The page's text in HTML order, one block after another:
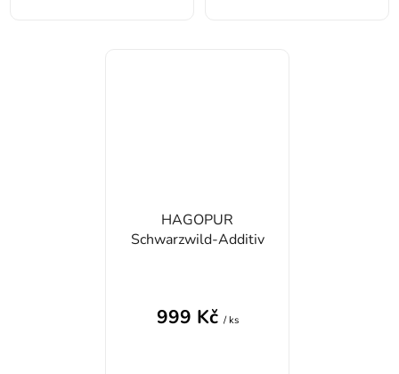
HAGOPUR
Schwarzwild-Additiv
999 Kč / ks